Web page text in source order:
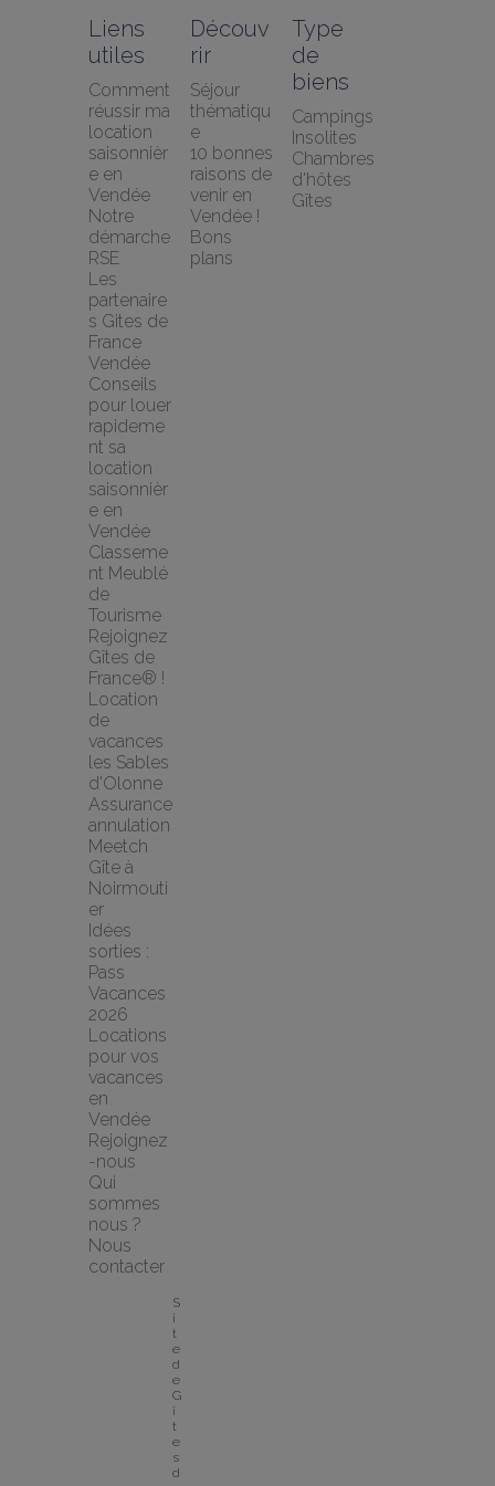
Liens
utiles
Comment
réussir ma
location
saisonnièr
e en
Vendée
Notre
démarche
RSE
Les
partenaire
s Gites de
France
Vendée
Conseils
pour louer
rapideme
nt sa
location
saisonnièr
e en
Vendée
Classeme
nt Meublé
de
Tourisme
Rejoignez
Gîtes de
France® !
Location
de
vacances
les Sables
d'Olonne
Assurance
annulation
Meetch
Gîte à
Noirmouti
er
Idées
sorties :
Pass
Vacances
2026
Locations
pour vos
vacances
en
Vendée
Rejoignez
-nous
Qui
sommes
nous ?
Nous
contacter
Découv
rir
Séjour
thématiqu
e
10 bonnes
raisons de
venir en
Vendée !
Bons
plans
Type
de
biens
Campings
Insolites
Chambres
d'hôtes
Gîtes
S
i
t
e
d
e
G
î
t
e
s
d